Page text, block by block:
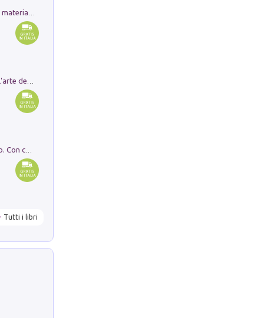
Ricerche dei dottorandi in storia dell'arte della Sapienza
Tutti i libri